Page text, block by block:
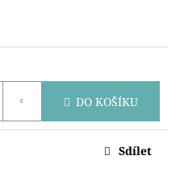
DO KOŠÍKU
Sdílet